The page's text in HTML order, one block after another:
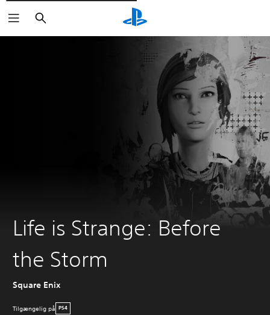
Søg
Life is Strange: Before
the Storm
Square Enix
Tilgængelig på PS4